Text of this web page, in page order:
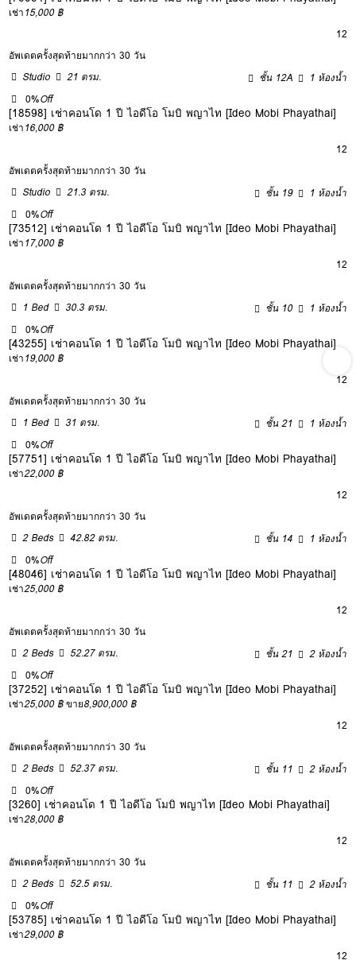
เช่า15,000 ฿
12
อัพเดตครั้งสุดท้ายมากกว่า 30 วัน
Studio
21 ตรม. ชั้น 12A
1 ห้องน้ำ
0%Off
[18598] เช่าคอนโด 1 ปี ไอดีโอ โมบิ พญาไท [Ideo Mobi Phayathai]
เช่า16,000 ฿
12
อัพเดตครั้งสุดท้ายมากกว่า 30 วัน
Studio
21.3 ตรม. ชั้น 19
1 ห้องน้ำ
0%Off
[73512] เช่าคอนโด 1 ปี ไอดีโอ โมบิ พญาไท [Ideo Mobi Phayathai]
เช่า17,000 ฿
12
อัพเดตครั้งสุดท้ายมากกว่า 30 วัน
1 Bed
30.3 ตรม. ชั้น 10
1 ห้องน้ำ
0%Off
[43255] เช่าคอนโด 1 ปี ไอดีโอ โมบิ พญาไท [Ideo Mobi Phayathai]
เช่า19,000 ฿
12
อัพเดตครั้งสุดท้ายมากกว่า 30 วัน
1 Bed
31 ตรม. ชั้น 21
1 ห้องน้ำ
0%Off
[57751] เช่าคอนโด 1 ปี ไอดีโอ โมบิ พญาไท [Ideo Mobi Phayathai]
เช่า22,000 ฿
12
อัพเดตครั้งสุดท้ายมากกว่า 30 วัน
2 Beds
42.82 ตรม. ชั้น 14
1 ห้องน้ำ
0%Off
[48046] เช่าคอนโด 1 ปี ไอดีโอ โมบิ พญาไท [Ideo Mobi Phayathai]
เช่า25,000 ฿
12
อัพเดตครั้งสุดท้ายมากกว่า 30 วัน
2 Beds
52.27 ตรม. ชั้น 21
2 ห้องน้ำ
0%Off
[37252] เช่าคอนโด 1 ปี ไอดีโอ โมบิ พญาไท [Ideo Mobi Phayathai]
เช่า25,000 ฿ ขาย8,900,000 ฿
12
อัพเดตครั้งสุดท้ายมากกว่า 30 วัน
2 Beds
52.37 ตรม. ชั้น 11
2 ห้องน้ำ
0%Off
[3260] เช่าคอนโด 1 ปี ไอดีโอ โมบิ พญาไท [Ideo Mobi Phayathai]
เช่า28,000 ฿
12
อัพเดตครั้งสุดท้ายมากกว่า 30 วัน
2 Beds
52.5 ตรม. ชั้น 11
2 ห้องน้ำ
0%Off
[53785] เช่าคอนโด 1 ปี ไอดีโอ โมบิ พญาไท [Ideo Mobi Phayathai]
เช่า29,000 ฿
12